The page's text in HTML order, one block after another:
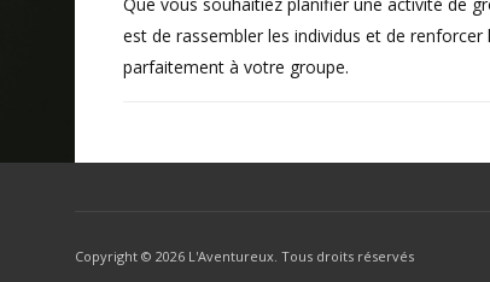
est de rassembler les individus et de renforcer
parfaitement à votre groupe.
Copyright © 2026 L'Aventureux. Tous droits réservés